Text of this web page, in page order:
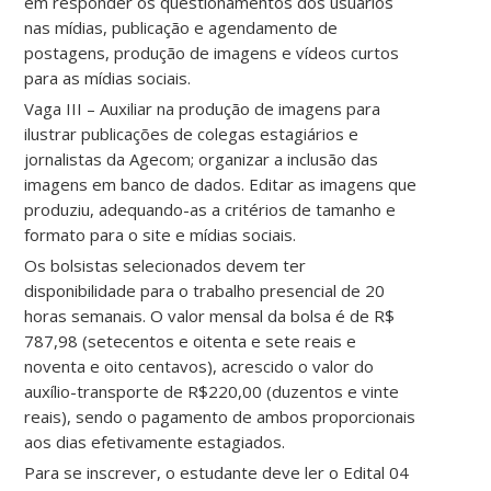
nas mídias, publicação e agendamento de
postagens, produção de imagens e vídeos curtos
para as mídias sociais.
Vaga III – Auxiliar na produção de imagens para
ilustrar publicações de colegas estagiários e
jornalistas da Agecom; organizar a inclusão das
imagens em banco de dados. Editar as imagens que
produziu, adequando-as a critérios de tamanho e
formato para o site e mídias sociais.
Os bolsistas selecionados devem ter
disponibilidade para o trabalho presencial de 20
horas semanais. O valor mensal da bolsa é de R$
787,98 (setecentos e oitenta e sete reais e
noventa e oito centavos), acrescido o valor do
auxílio-transporte de R$220,00 (duzentos e vinte
reais), sendo o pagamento de ambos proporcionais
aos dias efetivamente estagiados.
Para se inscrever, o estudante deve ler o Edital 04